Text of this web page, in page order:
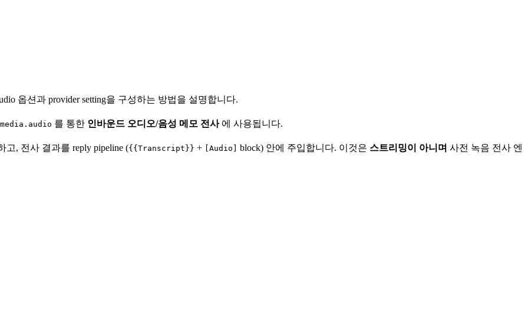
옵션과 provider setting을 구성하는 방법을 설명합니다.
를 통한 인바운드 오디오/음성 메모 전사에 사용됩니다.
고, 전사 결과를 reply pipeline ({{Transcript}} + [Audio] block) 안에 주입합니다. 이것은 스트리밍이 아니며 사전 녹음 전사 엔